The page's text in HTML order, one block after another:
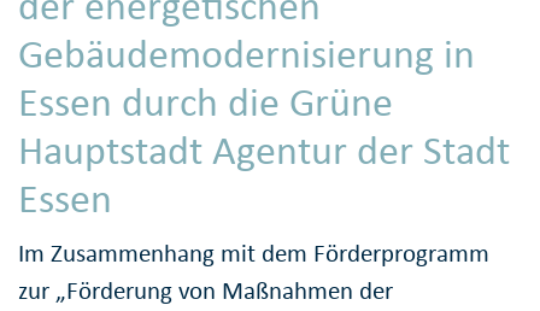
Gebäudemodernisierung in
Essen durch die Grüne
Hauptstadt Agentur der Stadt
Essen
Im Zusammenhang mit dem Förderprogramm
zur „Förderung von Maßnahmen der